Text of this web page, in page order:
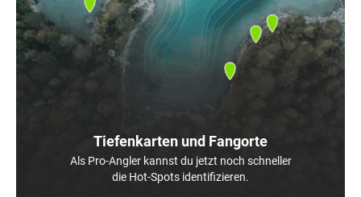
Tiefenkarten und Fangorte
Als Pro-Angler kannst du jetzt noch schneller
die Hot-Spots identifizieren.